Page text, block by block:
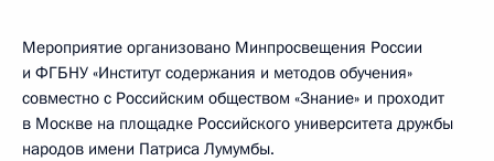
Мероприятие организовано Минпросвещения России
и ФГБНУ «Институт содержания и методов обучения»
совместно с Российским обществом «Знание» и проходит
в Москве на площадке Российского университета дружбы
народов имени Патриса Лумумбы.